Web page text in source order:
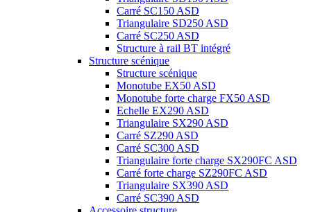
Carré SC150 ASD
Triangulaire SD250 ASD
Carré SC250 ASD
Structure à rail BT intégré
Structure scénique
Structure scénique
Monotube EX50 ASD
Monotube forte charge FX50 ASD
Echelle EX290 ASD
Triangulaire SX290 ASD
Carré SZ290 ASD
Carré SC300 ASD
Triangulaire forte charge SX290FC ASD
Carré forte charge SZ290FC ASD
Triangulaire SX390 ASD
Carré SC390 ASD